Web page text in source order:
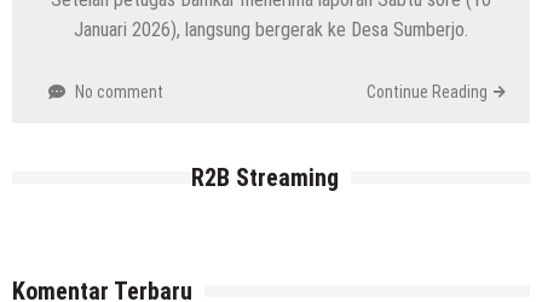
Januari 2026), langsung bergerak ke Desa Sumberjo.
No comment Continue Reading
R2B Streaming
Komentar Terbaru